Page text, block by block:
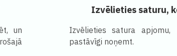
un
Izvēlieties saturu,
Izvēlieties satura apjomu,
pastāvīgi noņemt.